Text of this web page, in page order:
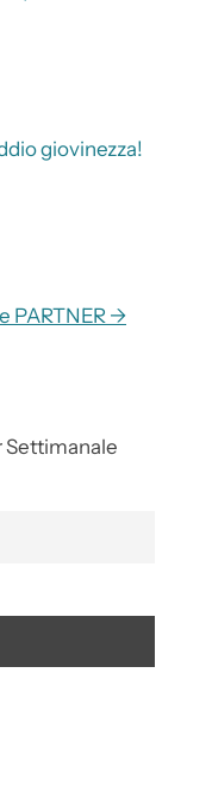
giovinezza!
PARTNER →
Settimanale